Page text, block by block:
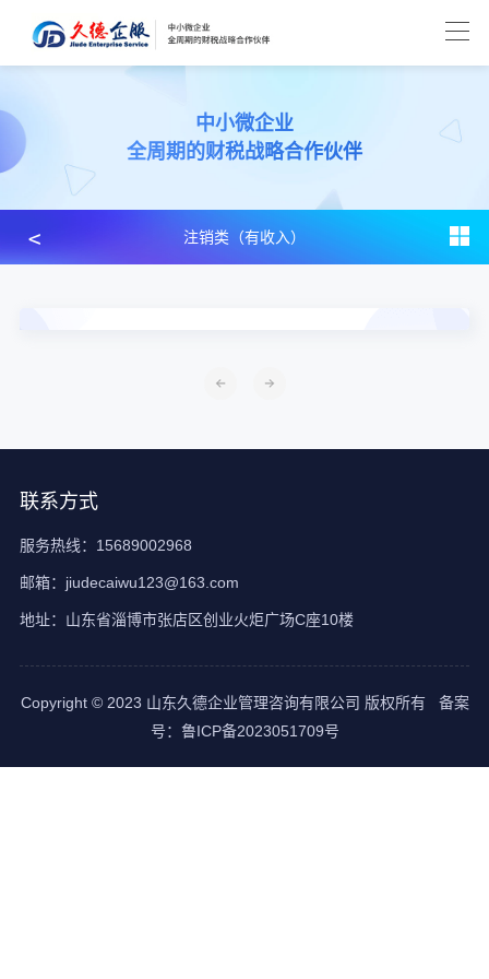
中小微企业
全周期的财税战略合作伙伴
﹤ 注销类（有收入）
联系方式
服务热线：15689002968
邮箱：jiudecaiwu123@163.com
地址：山东省淄博市张店区创业火炬广场C座10楼
Copyright © 2023 山东久德企业管理咨询有限公司 版权所有 备案
号： 鲁ICP备2023051709号